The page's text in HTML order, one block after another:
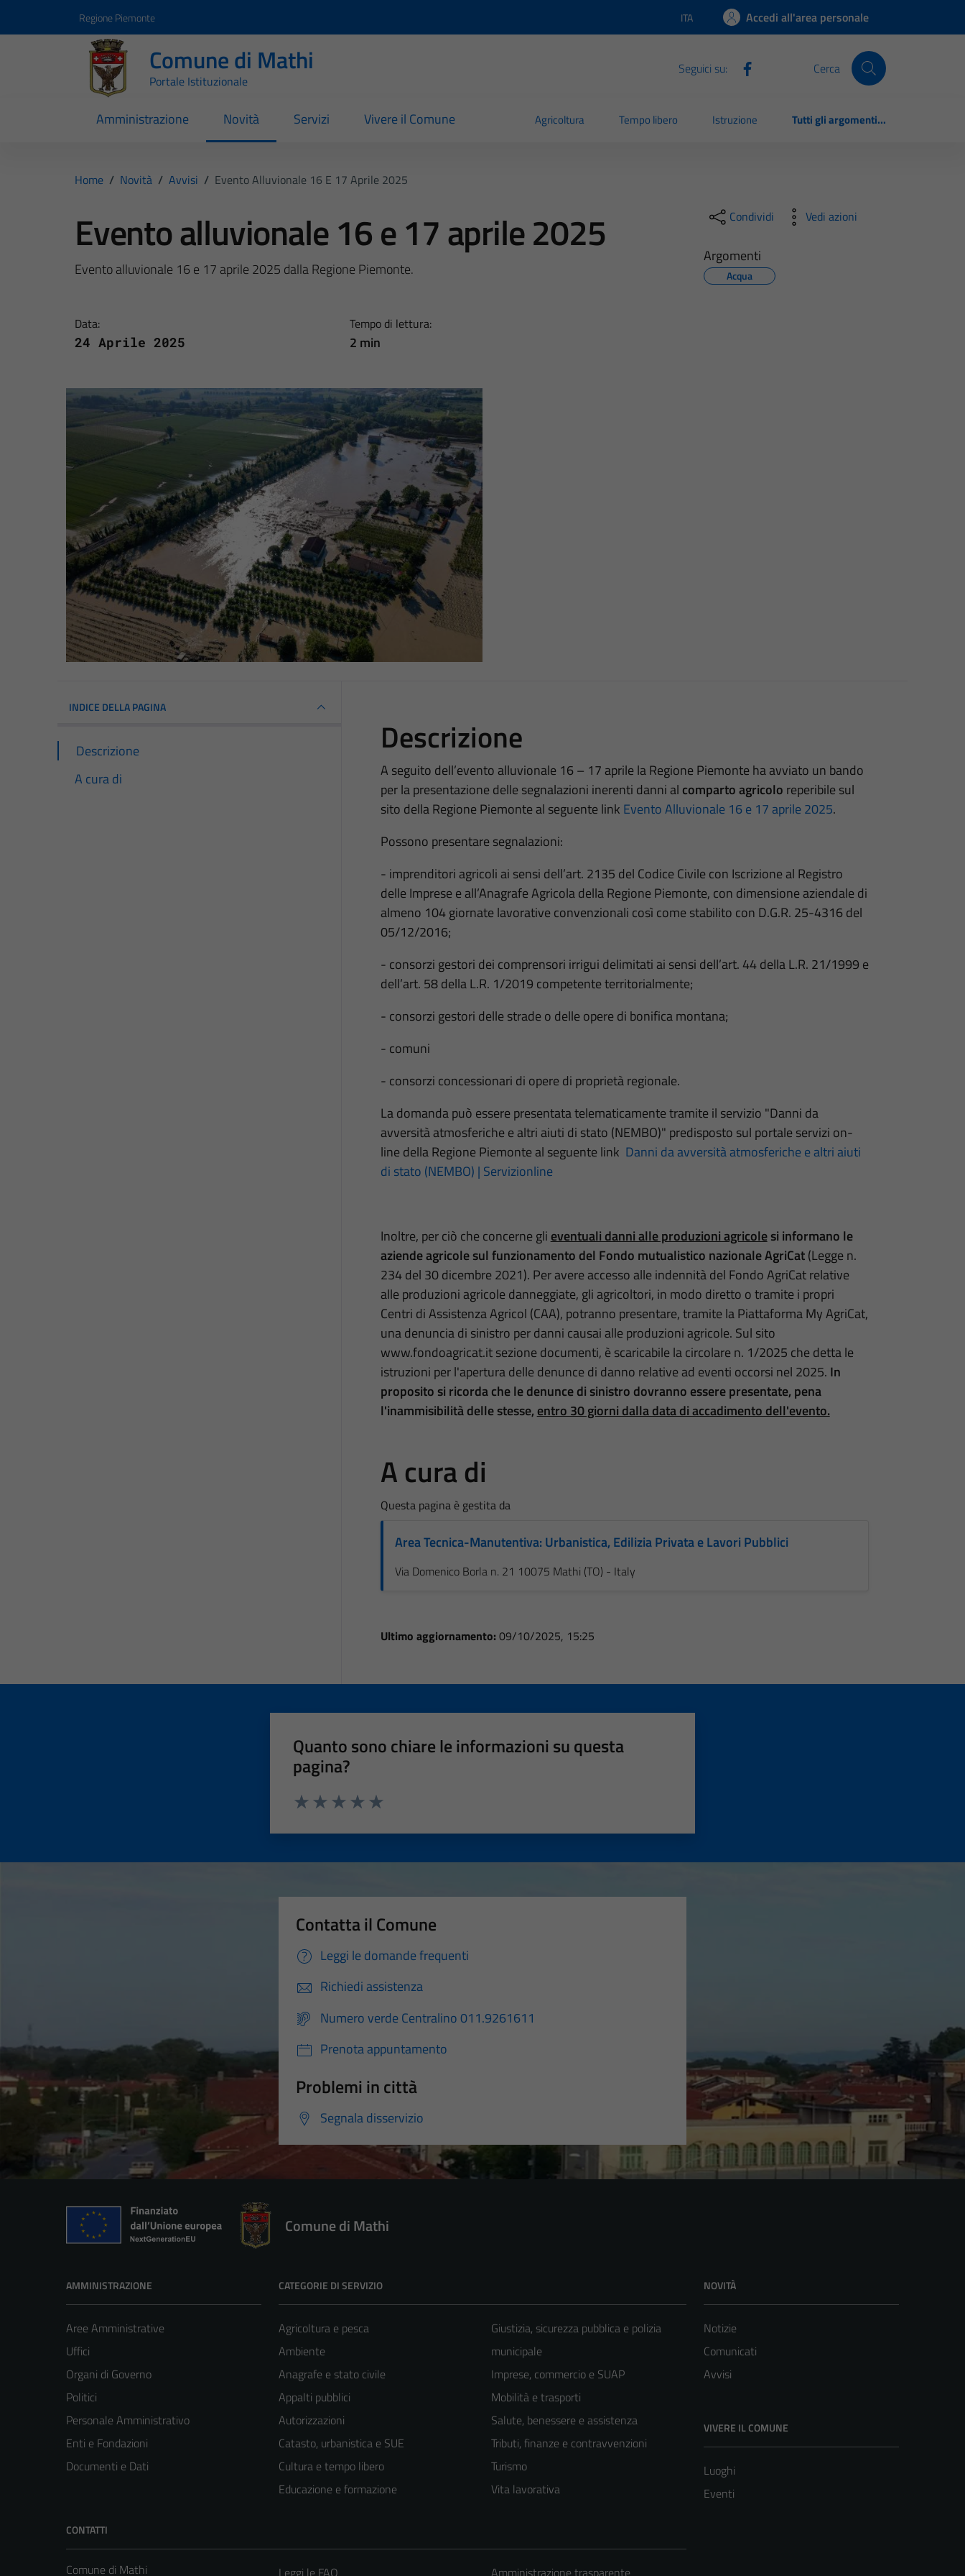
Regione Piemonte Lingua attiva:
ITA Accedi all'area personale
Comune di Mathi
Portale Istituzionale
Seguici su: Cerca
Amministrazione Novità Servizi Vivere il Comune Agricoltura Tempo libero Istruzione Tutti gli argomenti...
Home / Novità / Avvisi / Evento Alluvionale 16 E 17 Aprile 2025
Evento alluvionale 16 e 17 aprile 2025
Evento alluvionale 16 e 17 aprile 2025 dalla Regione Piemonte.
Data:
24 Aprile 2025
Tempo di lettura:
2 min
Condividi Vedi azioni
Argomenti
Acqua
INDICE DELLA PAGINA
Descrizione
A cura di
Descrizione
A seguito dell’evento alluvionale 16 – 17 aprile la Regione Piemonte ha avviato un bando
per la presentazione delle segnalazioni inerenti danni al comparto agricolo reperibile sul
sito della Regione Piemonte al seguente link Evento Alluvionale 16 e 17 aprile 2025.
Possono presentare segnalazioni:
- imprenditori agricoli ai sensi dell’art. 2135 del Codice Civile con Iscrizione al Registro
delle Imprese e all’Anagrafe Agricola della Regione Piemonte, con dimensione aziendale di
almeno 104 giornate lavorative convenzionali così come stabilito con D.G.R. 25-4316 del
05/12/2016;
- consorzi gestori dei comprensori irrigui delimitati ai sensi dell’art. 44 della L.R. 21/1999 e
dell’art. 58 della L.R. 1/2019 competente territorialmente;
- consorzi gestori delle strade o delle opere di bonifica montana;
- comuni
- consorzi concessionari di opere di proprietà regionale.
La domanda può essere presentata telematicamente tramite il servizio "Danni da
avversità atmosferiche e altri aiuti di stato (NEMBO)" predisposto sul portale servizi on-
line della Regione Piemonte al seguente link Danni da avversità atmosferiche e altri aiuti
di stato (NEMBO) | Servizionline
Inoltre, per ciò che concerne gli eventuali danni alle produzioni agricolesi informano le
aziende agricole sul funzionamento del Fondo mutualistico nazionale AgriCat(Legge n.
234 del 30 dicembre 2021). Per avere accesso alle indennità del Fondo AgriCat relative
alle produzioni agricole danneggiate, gli agricoltori, in modo diretto o tramite i propri
Centri di Assistenza Agricol (CAA), potranno presentare, tramite la Piattaforma My AgriCat,
una denuncia di sinistro per danni causai alle produzioni agricole. Sul sito
www.fondoagricat.it sezione documenti, è scaricabile la circolare n. 1/2025 che detta le
istruzioni per l'apertura delle denunce di danno relative ad eventi occorsi nel 2025. In
proposito si ricorda che le denunce di sinistro dovranno essere presentate, pena
l'inammisibilità delle stesse, entro 30 giorni dalla data di accadimento dell'evento.
A cura di
Questa pagina è gestita da
Area Tecnica-Manutentiva: Urbanistica, Edilizia Privata e Lavori Pubblici
Via Domenico Borla n. 21 10075 Mathi (TO) - Italy
Ultimo aggiornamento: 09/10/2025, 15:25
Quanto sono chiare le informazioni su questa
pagina?
Contatta il Comune
Leggi le domande frequenti
Richiedi assistenza
Numero verde Centralino 011.9261611
Prenota appuntamento
Problemi in città
Segnala disservizio
Comune di Mathi
AMMINISTRAZIONE
Aree Amministrative
Uffici
Organi di Governo
Politici
Personale Amministrativo
Enti e Fondazioni
Documenti e Dati
CATEGORIE DI SERVIZIO
Agricoltura e pesca
Ambiente
Anagrafe e stato civile
Appalti pubblici
Autorizzazioni
Catasto, urbanistica e SUE
Cultura e tempo libero
Educazione e formazione
Giustizia, sicurezza pubblica e polizia
municipale
Imprese, commercio e SUAP
Mobilità e trasporti
Salute, benessere e assistenza
Tributi, finanze e contravvenzioni
Turismo
Vita lavorativa
NOVITÀ
Notizie
Comunicati
Avvisi
VIVERE IL COMUNE
Luoghi
Eventi
CONTATTI
Comune di Mathi Leggi le FAQ Amministrazione trasparente
Tecnici
Questi cookie